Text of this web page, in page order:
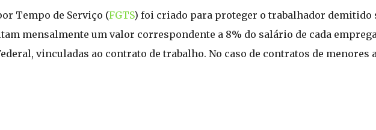
Tempo de Serviço (FGTS) foi criado para proteger o trabalhador demitido
mensalmente um valor correspondente a 8% do salário de cada
vinculadas ao contrato de trabalho. No caso de contratos de menores